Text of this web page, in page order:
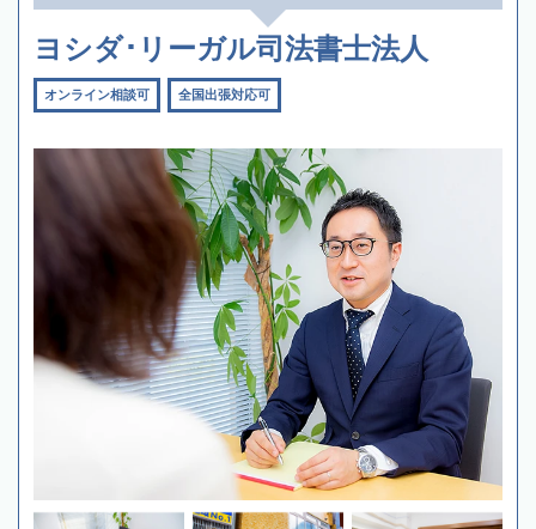
ヨシダ･リーガル司法書士法人
オンライン相談可 全国出張対応可